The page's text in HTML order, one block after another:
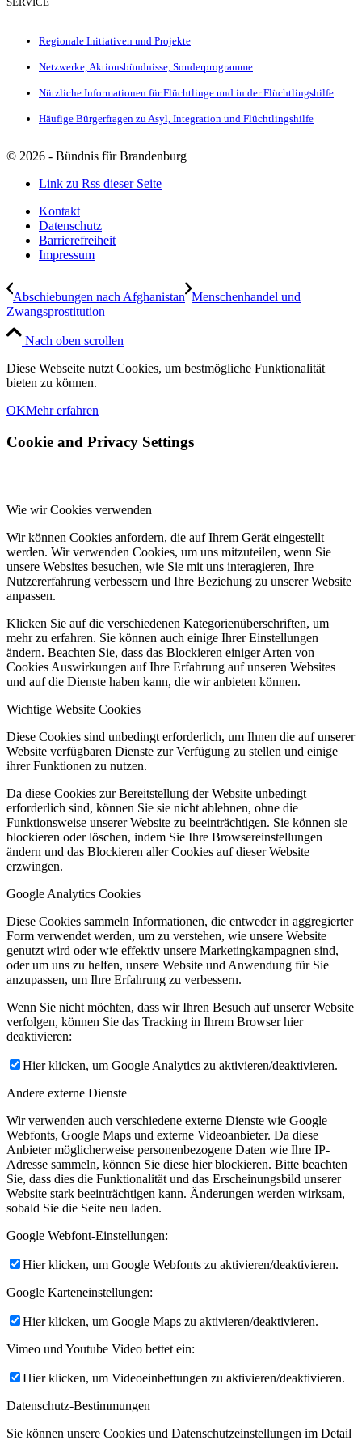
Regionale Initiativen und Projekte
Netzwerke, Aktionsbündnisse, Sonderprogramme
Nützliche Informationen für Flüchtlinge und in der Flüchtlingshilfe
Häufige Bürgerfragen zu Asyl, Integration und Flüchtlingshilfe
© 2026 - Bündnis für Brandenburg
Link zu Rss dieser Seite
Kontakt
Datenschutz
Barrierefreiheit
Impressum
Abschiebungen nach Afghanistan Menschenhandel und
Zwangsprostitution
Nach oben scrollen
Diese Webseite nutzt Cookies, um bestmögliche Funktionalität
bieten zu können.
OKMehr erfahren
Cookie and Privacy Settings
Wie wir Cookies verwenden
Wir können Cookies anfordern, die auf Ihrem Gerät eingestellt
werden. Wir verwenden Cookies, um uns mitzuteilen, wenn Sie
unsere Websites besuchen, wie Sie mit uns interagieren, Ihre
Nutzererfahrung verbessern und Ihre Beziehung zu unserer Website
anpassen.
Klicken Sie auf die verschiedenen Kategorienüberschriften, um
mehr zu erfahren. Sie können auch einige Ihrer Einstellungen
ändern. Beachten Sie, dass das Blockieren einiger Arten von
Cookies Auswirkungen auf Ihre Erfahrung auf unseren Websites
und auf die Dienste haben kann, die wir anbieten können.
Wichtige Website Cookies
Diese Cookies sind unbedingt erforderlich, um Ihnen die auf unserer
Website verfügbaren Dienste zur Verfügung zu stellen und einige
ihrer Funktionen zu nutzen.
Da diese Cookies zur Bereitstellung der Website unbedingt
erforderlich sind, können Sie sie nicht ablehnen, ohne die
Funktionsweise unserer Website zu beeinträchtigen. Sie können sie
blockieren oder löschen, indem Sie Ihre Browsereinstellungen
ändern und das Blockieren aller Cookies auf dieser Website
erzwingen.
Google Analytics Cookies
Diese Cookies sammeln Informationen, die entweder in aggregierter
Form verwendet werden, um zu verstehen, wie unsere Website
genutzt wird oder wie effektiv unsere Marketingkampagnen sind,
oder um uns zu helfen, unsere Website und Anwendung für Sie
anzupassen, um Ihre Erfahrung zu verbessern.
Wenn Sie nicht möchten, dass wir Ihren Besuch auf unserer Website
verfolgen, können Sie das Tracking in Ihrem Browser hier
deaktivieren:
Hier klicken, um Google Analytics zu aktivieren/deaktivieren.
Andere externe Dienste
Wir verwenden auch verschiedene externe Dienste wie Google
Webfonts, Google Maps und externe Videoanbieter. Da diese
Anbieter möglicherweise personenbezogene Daten wie Ihre IP-
Adresse sammeln, können Sie diese hier blockieren. Bitte beachten
Sie, dass dies die Funktionalität und das Erscheinungsbild unserer
Website stark beeinträchtigen kann. Änderungen werden wirksam,
sobald Sie die Seite neu laden.
Google Webfont-Einstellungen:
Hier klicken, um Google Webfonts zu aktivieren/deaktivieren.
Google Karteneinstellungen:
Hier klicken, um Google Maps zu aktivieren/deaktivieren.
Vimeo und Youtube Video bettet ein:
Hier klicken, um Videoeinbettungen zu aktivieren/deaktivieren.
Datenschutz-Bestimmungen
Sie können unsere Cookies und Datenschutzeinstellungen im Detail